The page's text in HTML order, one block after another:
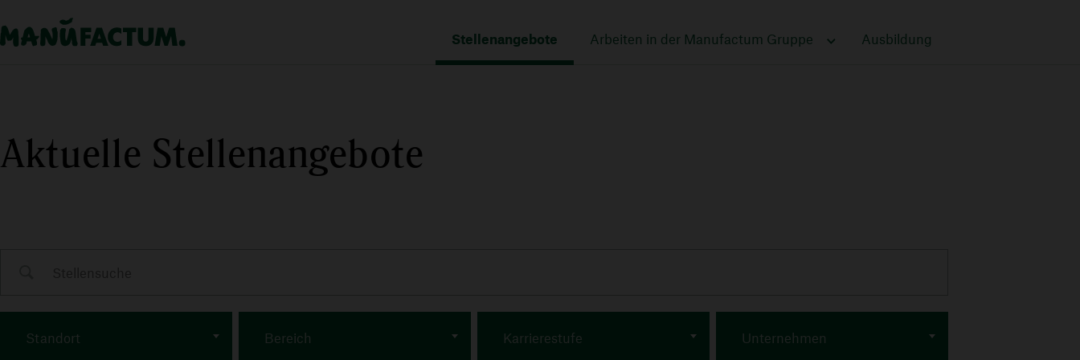
überspringen
Stellenangebote Arbeiten in der Manufactum Gruppe Ausbildung
Aktuelle Stellenangebote
Standort Bereich Karrierestufe Unternehmen